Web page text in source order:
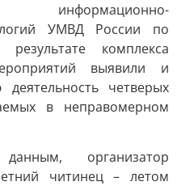
УМВД России по
комплекса
выявили и
четверых
в неправомерном
организатор
читинец – летом